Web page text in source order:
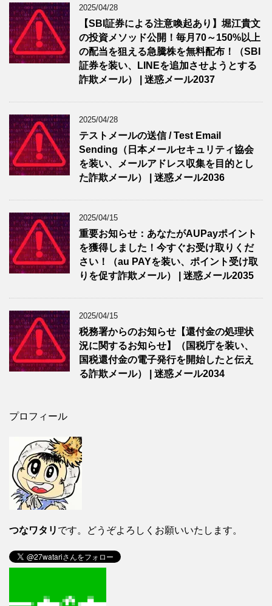
2025/04/28
【SBI証券による注意喚起あり】堀江貴文
の投資メソッド公開！毎月70～150%以上
の配当を狙える急騰株を無料配布！（SBI
証券を装い、LINEを追加させようとする
詐欺メール） | 迷惑メール2037
2025/04/28
テストメールの送信 / Test Email
Sending（日本メールセキュリティ協会
を装い、メールアドレス収集を目的とし
た詐欺メール） | 迷惑メール2036
2025/04/15
重要お知らせ：あなたがAUPayポイント
を獲得しました！今すぐお受け取りくだ
さい！（au PAYを装い、ポイント受け取
りを促す詐欺メール） | 迷惑メール2035
2025/04/15
税務署からのお知らせ【還付金の処理状
況に関するお知らせ】（国税庁を装い、
国税還付金の電子発行を開始したと伝え
る詐欺メール） | 迷惑メール2034
プロフィール
つなワタリ です。どうぞよろしくお願いいたします。